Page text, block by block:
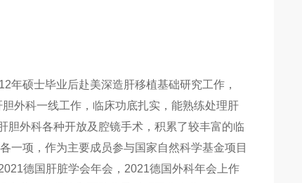
年硕士毕业后赴美深造肝移植基础研究工作，
外科一线工作，临床功底扎实，能熟练处理肝
胆外科各种开放及腔镜手术，积累了较丰富的临
一项，作为主要成员参与国家自然科学基金项目
德国肝脏学会年会，2021德国外科年会上作